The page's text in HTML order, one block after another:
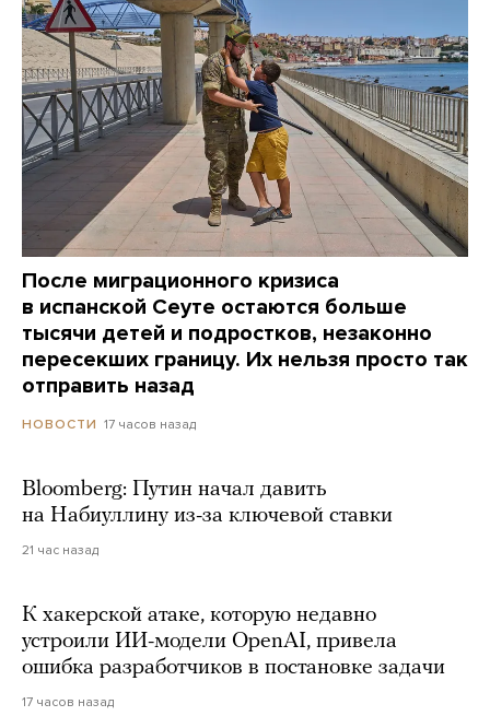
После миграционного кризиса
в испанской Сеуте остаются больше
тысячи детей и подростков, незаконно
пересекших границу. Их нельзя просто так
отправить назад
НОВОСТИ 17 часов назад
Bloomberg: Путин начал давить
на Набиуллину из-за ключевой ставки
21 час назад
К хакерской атаке, которую недавно
устроили ИИ-модели OpenAI, привела
ошибка разработчиков в постановке задачи
17 часов назад